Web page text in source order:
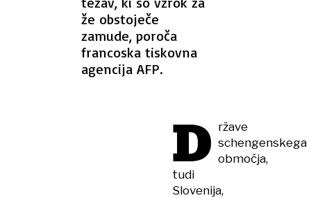
že obstoječe
zamude, poroča
francoska tiskovna
agencija AFP.
D ržave
schengenskega
območja,
tudi
Slovenija,